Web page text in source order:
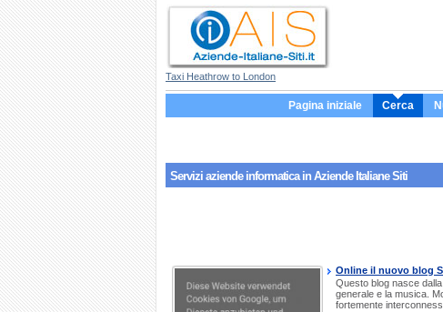
Taxi Heathrow to London
Pagina iniziale Cerca
Servizi aziende informaticain Aziende Italiane Siti
Online il nuovo blog
Questo blog nasce
generale e la musica.
fortemente